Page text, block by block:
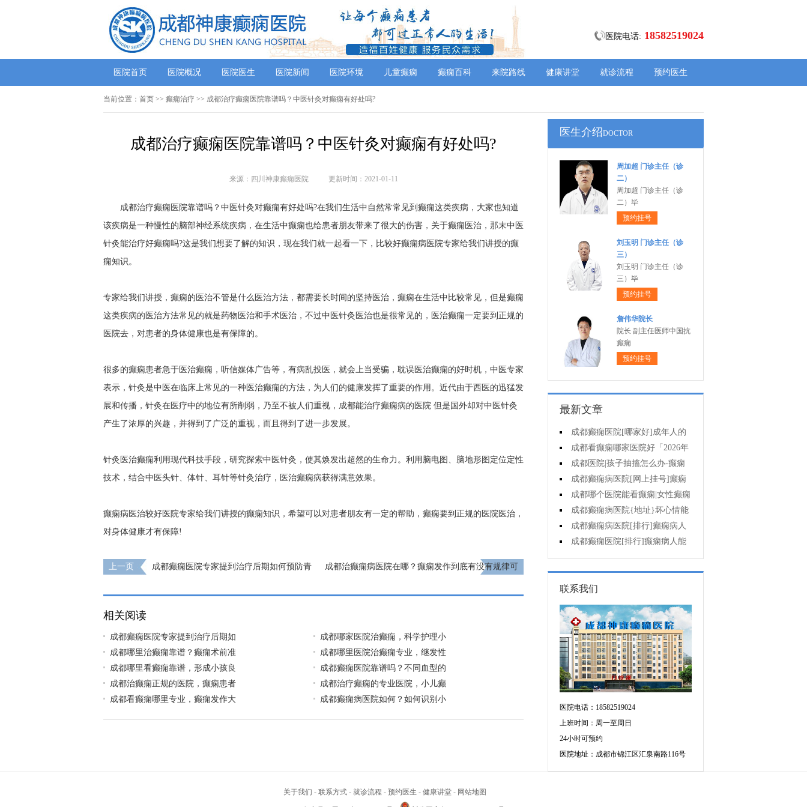
医院电话: 18582519024
医院首页 医院概况 医院医生 医院新闻 医院环境 儿童癫痫 癫痫百科 来院路线 健康讲堂 就诊流程 预约医生
当前位置： 首页 >> 癫痫治疗 >> 成都治疗癫痫医院靠谱吗？中医针灸对癫痫有好处吗?
成都治疗癫痫医院靠谱吗？中医针灸对癫痫有好处吗?
来源：四川神康癫痫医院 更新时间：2021-01-11
成都治疗癫痫医院靠谱吗？中医针灸对癫痫有好处吗?在我们生活中自然常常见到癫痫这类疾病，大家也知道
该疾病是一种慢性的脑部神经系统疾病，在生活中癫痫也给患者朋友带来了很大的伤害，关于癫痫医治，那末中医
针灸能治疗好癫痫吗?这是我们想要了解的知识，现在我们就一起看一下，比较好癫痫病医院专家给我们讲授的癫
痫知识。
专家给我们讲授，癫痫的医治不管是什么医治方法，都需要长时间的坚持医治，癫痫在生活中比较常见，但是癫痫
这类疾病的医治方法常见的就是药物医治和手术医治，不过中医针灸医治也是很常见的，医治癫痫一定要到正规的
医院去，对患者的身体健康也是有保障的。
很多的癫痫患者急于医治癫痫，听信媒体广告等，有病乱投医，就会上当受骗，耽误医治癫痫的好时机，中医专家
表示，针灸是中医在临床上常见的一种医治癫痫的方法，为人们的健康发挥了重要的作用。近代由于西医的迅猛发
展和传播，针灸在医疗中的地位有所削弱，乃至不被人们重视， 成都能治疗癫痫病的医院 但是国外却对中医针灸
产生了浓厚的兴趣，并得到了广泛的重视，而且得到了进一步发展。
针灸医治癫痫利用现代科技手段，研究探索中医针灸，使其焕发出超然的生命力。利用脑电图、脑地形图定位定性
技术，结合中医头针、体针、耳针等针灸治疗，医治癫痫病获得满意效果。
癫痫病医治较好医院专家给我们讲授的癫痫知识，希望可以对患者朋友有一定的帮助，癫痫要到正规的医院医治，
对身体健康才有保障!
上一页
成都癫痫医院专家提到治疗后期如何预防青
成都治癫痫病医院在哪？癫痫发作到底有没有规律可
相关阅读
成都癫痫医院专家提到治疗后期如
成都哪家医院治癫痫，科学护理小
成都哪里治癫痫靠谱？癫痫术前准
成都哪里医院治癫痫专业，继发性
成都哪里看癫痫靠谱，形成小孩良
成都癫痫医院靠谱吗？不同血型的
成都治癫痫正规的医院，癫痫患者
成都治疗癫痫的专业医院，小儿癫
成都看癫痫哪里专业，癫痫发作大
成都癫痫病医院如何？如何识别小
医生介绍DOCTOR
周加超 门诊主任（诊
二）
周加超 门诊主任（诊
二）毕
预约挂号
刘玉明 门诊主任（诊
三）
刘玉明 门诊主任（诊
三）毕
预约挂号
詹伟华院长
院长 副主任医师中国抗
癫痫
预约挂号
最新文章
成都癫痫医院[哪家好]成年人的
癫痫能自己恢复吗?
成都看癫痫哪家医院好「2026年
度公布」这些行为能有效减少癫痫
带来的智力损伤
成都医院|孩子抽搐怎么办-癫痫
长期治疗没有效果怎么办?
成都癫痫病医院[网上挂号]癫痫
病人可以运动吗?
成都哪个医院能看癫痫|女性癫痫
病人怀孕要如何护理?
成都癫痫病医院{地址}坏心情能
导致癫痫发作吗?
成都癫痫病医院[排行]癫痫病人
应当怎么治疗?
成都癫痫医院[排行]癫痫病人能
熬夜吗?
联系我们
医院电话：18582519024
上班时间：周一至周日
24小时可预约
医院地址：成都市锦江区汇泉南路116号
关于我们 - 联系方式 - 就诊流程 - 预约医生 - 健康讲堂 - 网站地图